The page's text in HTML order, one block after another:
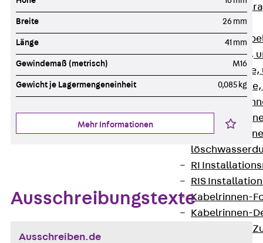
Kabelrinnen
Zurück
R Kabelrinne,
RS
RG
RGM
RGS
RGL
RI
RIS
Kabelrinnen-
Kabelrinnen-
Kabelrinnen-
Breite 26 mm
Länge 41 mm
Gewindemaß (metrisch) M16
Gewicht je Lagermengeneinheit 0,085 kg
Mehr Informationen
Ausschreibungstexte
Ausschreiben.de